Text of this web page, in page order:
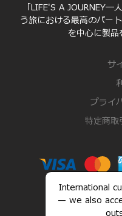
International
— we also
「LIFE'S A JOURNEY―
う旅における最高のパー
を中心に製品
サ
プライ
特定商取